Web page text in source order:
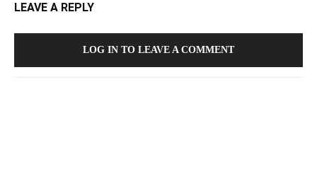
LEAVE A REPLY
LOG IN TO LEAVE A COMMENT